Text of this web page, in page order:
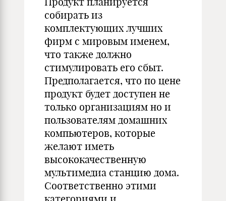
собирать из
комплектующих лучших
фирм с мировым именем,
что также должно
стимулировать его сбыт.
Предполагается, что по цене
продукт будет доступен не
только организациям но и
пользователям домашних
компьютеров, которые
желают иметь
высококачественную
мультимедиа станцию дома.
Соответственно этими